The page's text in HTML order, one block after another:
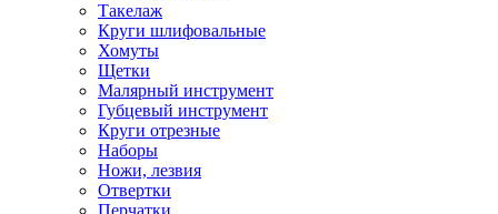
Такелаж
Круги шлифовальные
Хомуты
Щетки
Малярный инструмент
Губцевый инструмент
Круги отрезные
Наборы
Ножи, лезвия
Отвертки
Перчатки